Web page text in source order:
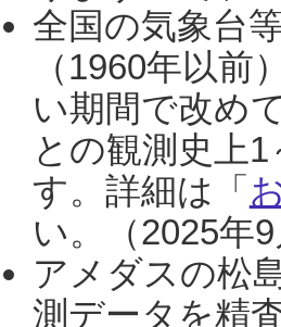
全国の気象台
（1960年以
い期間で改め
との観測史上
す。詳細は「
い。（2025年9
アメダスの松
測データを精